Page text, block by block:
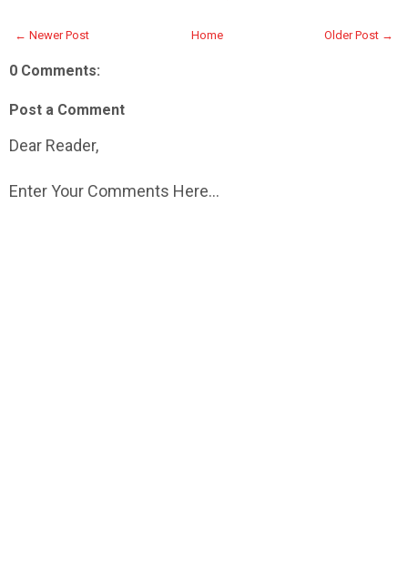
← Newer Post Older Post →
Home
0 Comments:
Post a Comment
Dear Reader,
Enter Your Comments Here...